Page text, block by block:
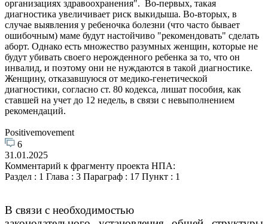
организациях здравоохранения". Во-первых, такая
диагностика увеличивает риск выкидыша. Во-вторых, в
случае выявления у ребеночка болезни (что часто бывает
ошибочным) маме будут настойчиво "рекомендовать" сделать
аборт. Однако есть множество разумных женщин, которые не
будут убивать своего нерожденного ребенка за то, что он
инвалид, и поэтому они не нуждаются в такой диагностике.
Женщину, отказавшуюся от медико-генетической
диагностики, согласно ст. 80 кодекса, лишат пособия, как
ставшей на учет до 12 недель, в связи с невыполнением
рекомендаций.
Positivemovement
6
31.01.2025
Комментарий к фрагменту проекта НПА:
Раздел : 1 Глава : 3 Параграф : 17 Пункт : 1
В связи с необходимостью